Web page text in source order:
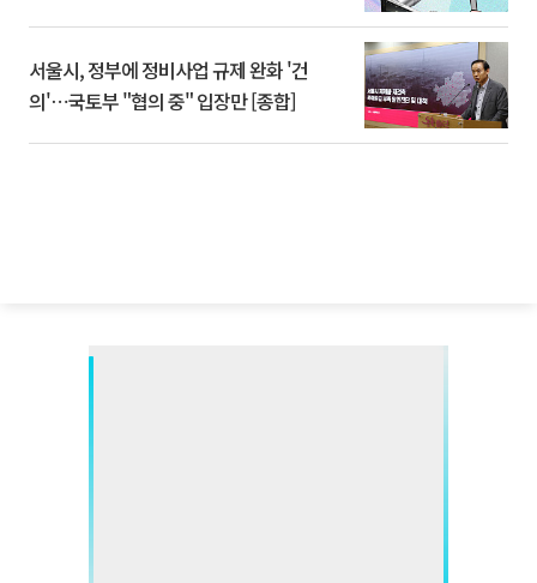
서울시, 정부에 정비사업 규제 완화 '건
의'⋯국토부 "협의 중" 입장만 [종합]